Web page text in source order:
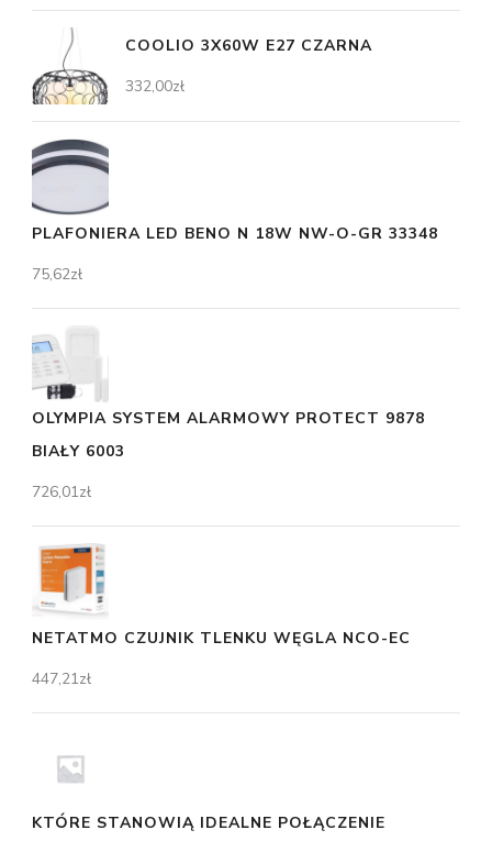
COOLIO 3X60W E27 CZARNA
332,00zł
PLAFONIERA LED BENO N 18W NW-O-GR 33348
75,62zł
OLYMPIA SYSTEM ALARMOWY PROTECT 9878
BIAŁY 6003
726,01zł
NETATMO CZUJNIK TLENKU WĘGLA NCO-EC
447,21zł
KTÓRE STANOWIĄ IDEALNE POŁĄCZENIE